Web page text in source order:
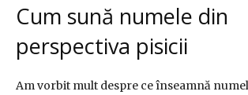
Cum sună numele din
perspectiva pisicii
Am vorbit mult despre ce înseamnă